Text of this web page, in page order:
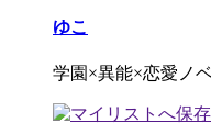
ゆこ
学園×異能×恋愛ノ